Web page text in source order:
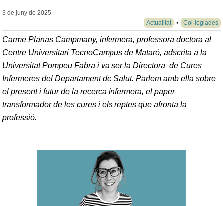
3 de juny de 2025
Actualitat
Col·legiades
Carme Planas Campmany, infermera, professora doctora al
Centre Universitari TecnoCampus de Mataró, adscrita a la
Universitat Pompeu Fabra i va ser la Directora de Cures
Infermeres del Departament de Salut. Parlem amb ella sobre
el present i futur de la recerca infermera, el paper
transformador de les cures i els reptes que afronta la
professió.